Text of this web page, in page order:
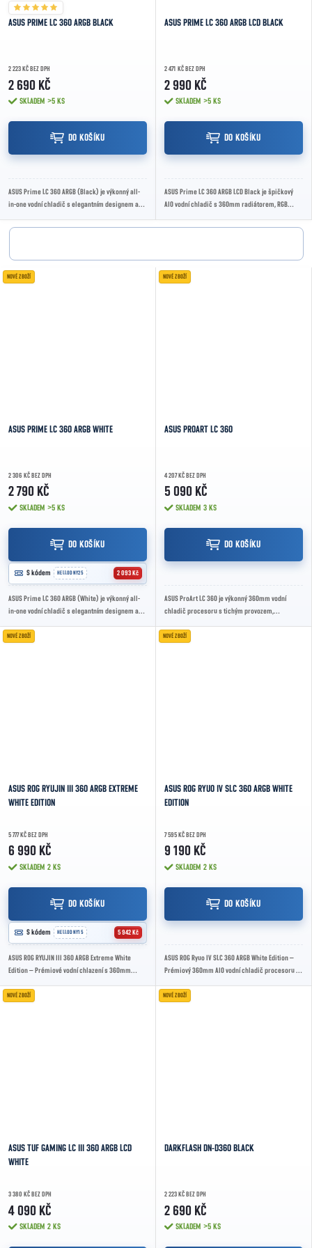
ASUS PRIME LC 360 ARGB BLACK
2 223 KČ BEZ DPH
2 690 KČ
SKLADEM >5 KS
DO KOŠÍKU
ASUS Prime LC 360 ARGB (Black) je výkonný all-
in-one vodní chladič s elegantním designem a
ASUS PRIME LC 360 ARGB LCD BLACK
2 471 KČ BEZ DPH
2 990 KČ
SKLADEM >5 KS
DO KOŠÍKU
ASUS Prime LC 360 ARGB LCD Black je špičkový
AIO vodní chladič s 360mm radiátorem, RGB
náročné...
NOVÉ ZBOŽÍ
ASUS PRIME LC 360 ARGB WHITE
2 306 KČ BEZ DPH
2 790 KČ
SKLADEM >5 KS
DO KOŠÍKU
 S kódem HELLODNY25 2 093 Kč
ASUS Prime LC 360 ARGB (White) je výkonný all-
in-one vodní chladič s elegantním designem a
NOVÉ ZBOŽÍ
ASUS PROART LC 360
4 207 KČ BEZ DPH
5 090 KČ
SKLADEM 3 KS
DO KOŠÍKU
ASUS ProArt LC 360 je výkonný 360mm vodní
chladič procesoru s tichým provozem,
chladicím výkonem pro...
NOVÉ ZBOŽÍ
ASUS ROG RYUJIN III 360 ARGB EXTREME
WHITE EDITION
5 777 KČ BEZ DPH
6 990 KČ
SKLADEM 2 KS
DO KOŠÍKU
 S kódem HELLODNY15 5 942 Kč
ASUS ROG RYUJIN III 360 ARGB Extreme White
Edition – Prémiové vodní chlazení s 360mm
displejem...
NOVÉ ZBOŽÍ
ASUS ROG RYUO IV SLC 360 ARGB WHITE
EDITION
7 595 KČ BEZ DPH
9 190 KČ
SKLADEM 2 KS
DO KOŠÍKU
ASUS ROG Ryuo IV SLC 360 ARGB White Edition –
Prémiový 360mm AIO vodní chladič procesoru v
NOVÉ ZBOŽÍ
ASUS TUF GAMING LC III 360 ARGB LCD
WHITE
3 380 KČ BEZ DPH
4 090 KČ
SKLADEM 2 KS
NOVÉ ZBOŽÍ
DARKFLASH DN-D360 BLACK
2 223 KČ BEZ DPH
2 690 KČ
SKLADEM >5 KS